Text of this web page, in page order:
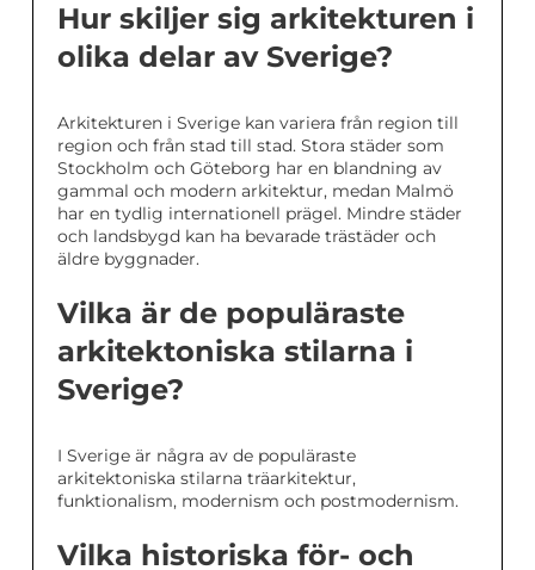
Hur skiljer sig arkitekturen i
olika delar av Sverige?
Arkitekturen i Sverige kan variera från region till
region och från stad till stad. Stora städer som
Stockholm och Göteborg har en blandning av
gammal och modern arkitektur, medan Malmö
har en tydlig internationell prägel. Mindre städer
och landsbygd kan ha bevarade trästäder och
äldre byggnader.
Vilka är de populäraste
arkitektoniska stilarna i
Sverige?
I Sverige är några av de populäraste
arkitektoniska stilarna träarkitektur,
funktionalism, modernism och postmodernism.
Vilka historiska för- och